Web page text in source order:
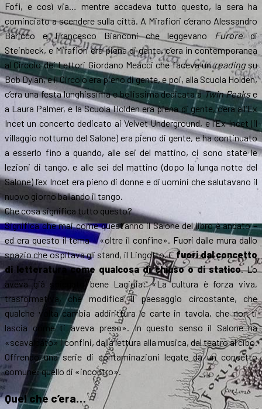
Fofi, e così via… mentre accadeva tutto questo, la sera ha
cominciato a scendere sulla città. A Mirafiori c’erano Alessandro
Baricco e Francesco Bianconi che leggevano Furoredi
Steinbeck, e Mirafiori era piena di gente, c’era in contemporanea
al Circolo dei Lettori Giordano Meacci che faceva unreadingsu
Bob Dylan, e il Circolo era pieno di gente, e poi, alla Scuola Holden,
c’era una festa lunghissima e bellissima dedicata aTwin Peakse
a Laura Palmer, e la Scuola Holden era piena di gente, c’era all’Ex
Incet un concerto dedicato ai Velvet Underground, e l’Ex Incet (il
villaggio notturno del Salone) era pieno di gente, e ha continuato
a esserlo fino a quando, alle sei del mattino, ci sono state le
lezioni di tango, e alle sei del mattino (dopo la lunga notte del
Salone) l’ex Incet era pieno di donne e di uomini che salutavano il
nuovo giorno ballando il tango.
Che cosa significa tutto questo?
Significa che mai come quest’anno il Salone del libro è andato –
ed era questo il tema – «oltre il confine». Fuori dalle mura dallo
spazio che ospitava gli stand, il Lingotto. Efuori dal concetto
di letteratura come qualcosa di chiuso o di statico. Lo
aveva già spiegato bene Lagioia: «La cultura è forza viva,
trasformativa, che modifica il paesaggio circostante, che
qualche volta cambia addirittura le carte in tavola, che non ti
lascia come ti aveva preso». In questo senso il Salone ha
«scavalcato» i confini, dalla lettura alla musica, dal teatro al cibo.
Offrendo una serie di contaminazioni legate da un concetto
comune: quello di «incontro».
Quel che c’era…